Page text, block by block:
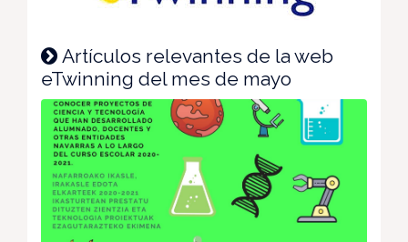
Artículos relevantes de la web
eTwinning del mes de mayo